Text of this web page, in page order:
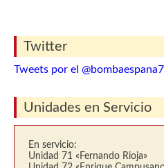
Twitter
Tweets por el
Unidades en Servicio
En servicio:
Unidad 71 «Fernando Rioja»